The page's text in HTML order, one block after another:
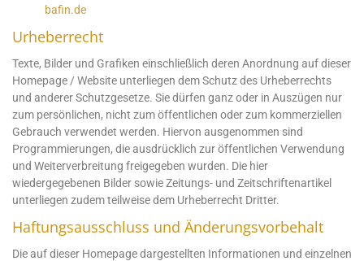
bafin.de
Urheberrecht
Texte, Bilder und Grafiken einschließlich deren Anordnung auf dieser
Homepage / Website unterliegen dem Schutz des Urheberrechts
und anderer Schutzgesetze. Sie dürfen ganz oder in Auszügen nur
zum persönlichen, nicht zum öffentlichen oder zum kommerziellen
Gebrauch verwendet werden. Hiervon ausgenommen sind
Programmierungen, die ausdrücklich zur öffentlichen Verwendung
und Weiterverbreitung freigegeben wurden. Die hier
wiedergegebenen Bilder sowie Zeitungs- und Zeitschriftenartikel
unterliegen zudem teilweise dem Urheberrecht Dritter.
Haftungsausschluss und Änderungsvorbehalt
Die auf dieser Homepage dargestellten Informationen und einzelnen